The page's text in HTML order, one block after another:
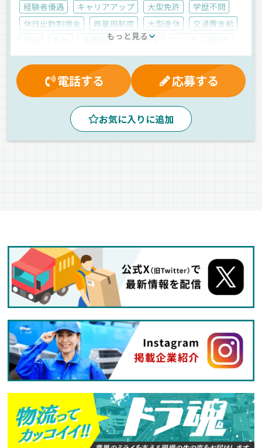
経験者優遇 キャリアアップ 大型免許
学歴不問
休日出勤割増金
再雇用制度 大型連休
交通費支給
食費補助 厚生年金
健康保険
退職金制度 能率評価
資格取得制度
雇用保険
社員登用制度 有給休暇
表彰制度
労災保険
制服・作業着貸与 早朝 朝 夕方
ルート配送
バックアイモニター装備
パワーゲート
ドライブレコーダー
1人1台専用車
地場
エアサス ETC搭載 中距離
その他
もっと見る
電話する 応募する
お気に入りに追加